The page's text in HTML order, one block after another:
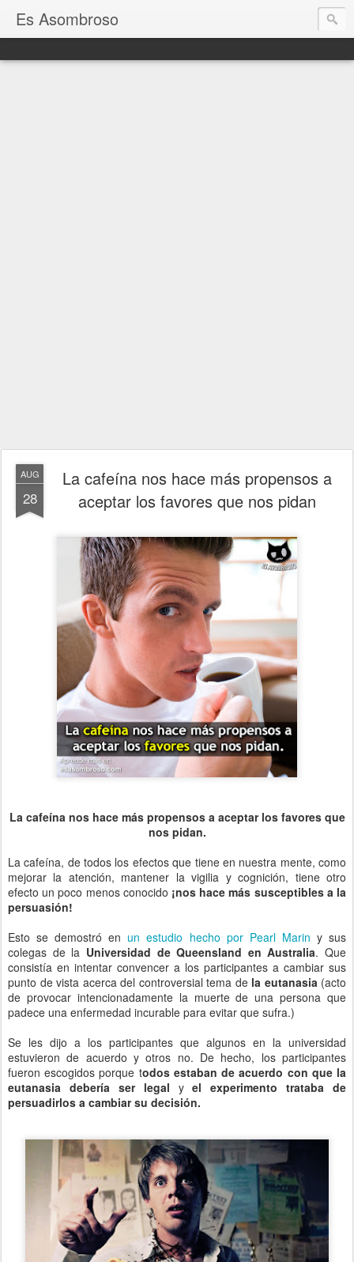
Es Asombroso
AUG
28
La cafeína nos hace más propensos a
aceptar los favores que nos pidan
La cafeína nos hace más propensos a aceptar los favores que
nos pidan.
La cafeína, de todos los efectos que tiene en nuestra mente, como
mejorar la atención, mantener la vigilia y cognición, tiene otro
efecto un poco menos conocido ¡nos hace más susceptibles a la
persuasión!
Esto se demostró en un estudio hecho por Pearl Marin y sus
colegas de la Universidad de Queensland en Australia. Que
consistía en intentar convencer a los participantes a cambiar sus
punto de vista acerca del controversial tema dela eutanasia(acto
de provocar intencionadamente la muerte de una persona que
padece una enfermedad incurable para evitar que sufra.)
Se les dijo a los participantes que algunos en la universidad
estuvieron de acuerdo y otros no. De hecho, los participantes
fueron escogidos porque todos estaban de acuerdo con que la
eutanasia debería ser legal yel experimento trataba de
persuadirlos a cambiar su decisión.